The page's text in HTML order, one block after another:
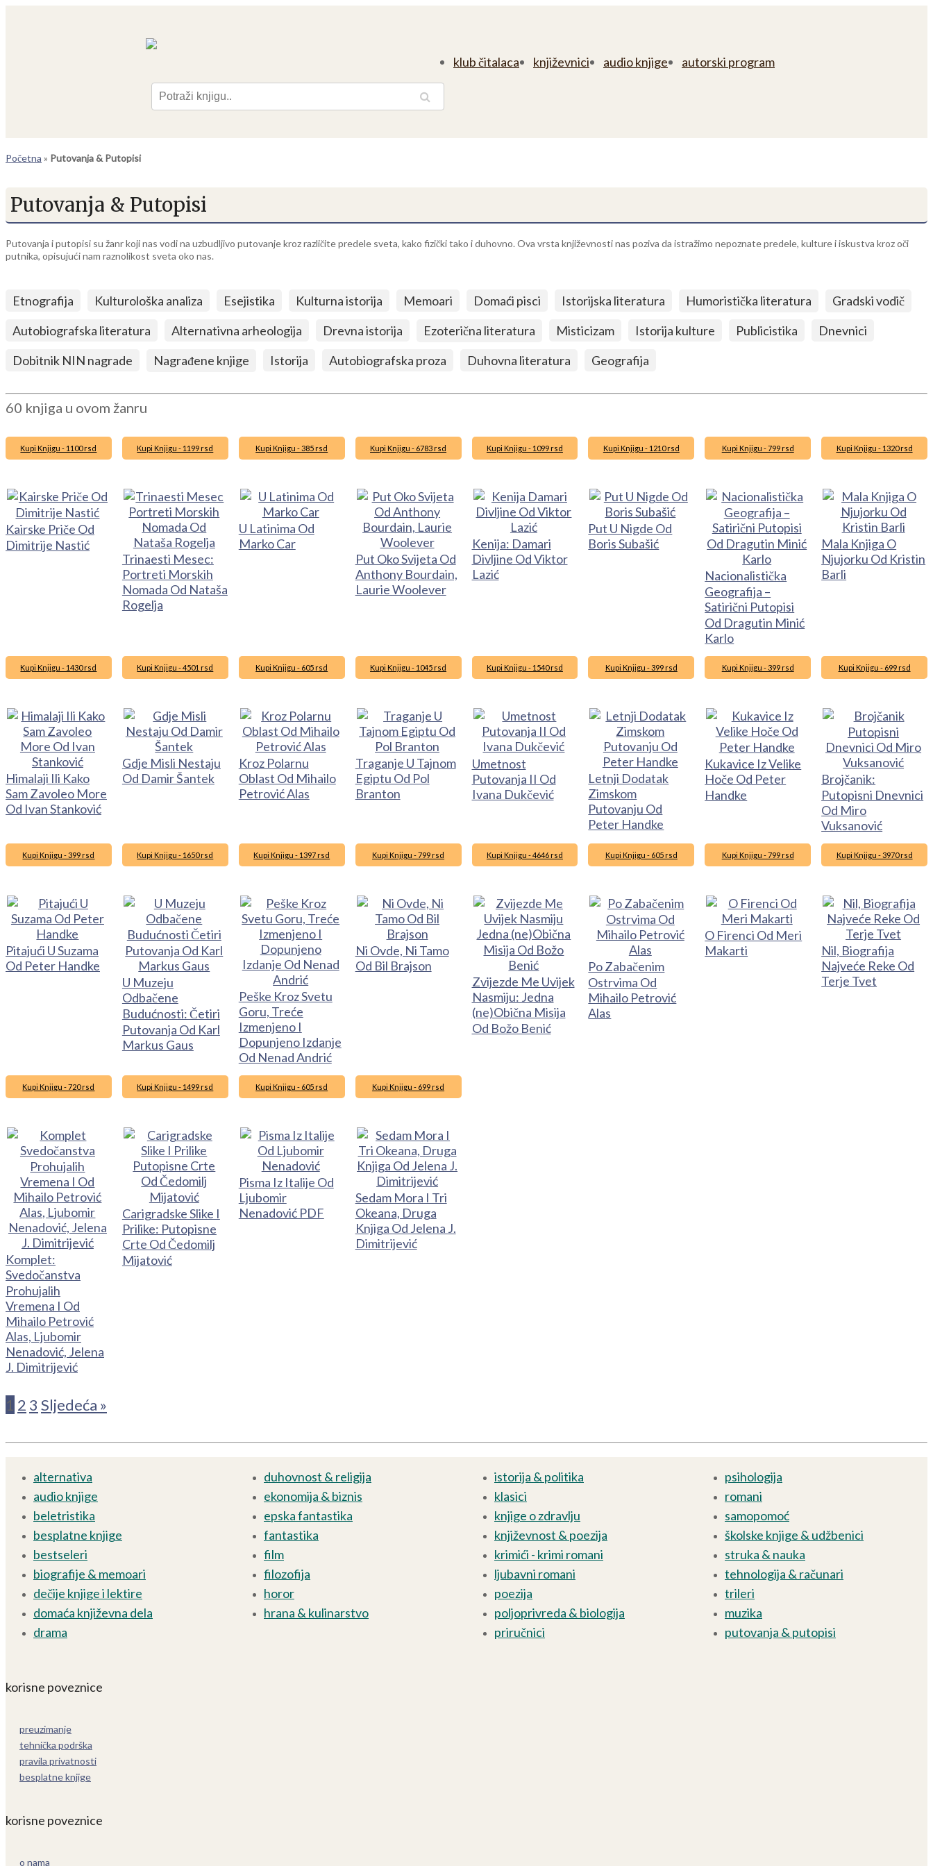
klub čitalaca književnici audio knjige autorski program
Početna » Putovanja & Putopisi
Putovanja & Putopisi
Putovanja i putopisi su žanr koji nas vodi na uzbudljivo putovanje kroz različite predele sveta, kako fizički tako i duhovno. Ova vrsta književnosti nas poziva da istražimo nepoznate predele, kulture i iskustva kroz oči
putnika, opisujući nam raznolikost sveta oko nas.
Etnografija Kulturološka analiza Esejistika Kulturna istorija Memoari Domaći pisci Istorijska literatura Humoristička literatura
Gradski vodič
Autobiografska literatura
Alternativna arheologija Drevna istorija Ezoterična literatura Misticizam Istorija kulture Publicistika
Dnevnici
Dobitnik NIN nagrade
Nagrađene knjige Istorija Autobiografska proza Duhovna literatura Geografija
60 knjiga u ovom žanru
Kupi Knjigu - 1100 rsd
Kairske Priče Od
Dimitrije Nastić
Kupi Knjigu - 1199 rsd
Trinaesti Mesec:
Portreti Morskih
Nomada Od Nataša
Rogelja
Kupi Knjigu - 385 rsd
U Latinima Od
Marko Car
Kupi Knjigu - 6783 rsd
Put Oko Svijeta Od
Anthony Bourdain,
Laurie Woolever
Kupi Knjigu - 1099 rsd
Kenija: Damari
Divljine Od Viktor
Lazić
Kupi Knjigu - 1210 rsd
Put U Nigde Od
Boris Subašić
Kupi Knjigu - 799 rsd
Nacionalistička
Geografija –
Satirični Putopisi
Od Dragutin Minić
Karlo
Kupi Knjigu - 1320 rsd
Mala Knjiga O
Njujorku Od Kristin
Barli
Kupi Knjigu - 1430 rsd
Himalaji Ili Kako
Sam Zavoleo More
Od Ivan Stanković
Kupi Knjigu - 4501 rsd
Gdje Misli Nestaju
Od Damir Šantek
Kupi Knjigu - 605 rsd
Kroz Polarnu
Oblast Od Mihailo
Petrović Alas
Kupi Knjigu - 1045 rsd
Traganje U Tajnom
Egiptu Od Pol
Branton
Kupi Knjigu - 1540 rsd
Umetnost
Putovanja II Od
Ivana Dukčević
Kupi Knjigu - 399 rsd
Letnji Dodatak
Zimskom
Putovanju Od
Peter Handke
Kupi Knjigu - 399 rsd
Kukavice Iz Velike
Hoče Od Peter
Handke
Kupi Knjigu - 699 rsd
Brojčanik:
Putopisni Dnevnici
Od Miro
Vuksanović
Kupi Knjigu - 399 rsd
Pitajući U Suzama
Od Peter Handke
Kupi Knjigu - 1650 rsd
U Muzeju
Odbačene
Budućnosti: Četiri
Putovanja Od Karl
Markus Gaus
Kupi Knjigu - 1397 rsd
Peške Kroz Svetu
Goru, Treće
Izmenjeno I
Dopunjeno Izdanje
Od Nenad Andrić
Kupi Knjigu - 799 rsd
Ni Ovde, Ni Tamo
Od Bil Brajson
Kupi Knjigu - 4646 rsd
Zvijezde Me Uvijek
Nasmiju: Jedna
(ne)Obična Misija
Od Božo Benić
Kupi Knjigu - 605 rsd
Po Zabačenim
Ostrvima Od
Mihailo Petrović
Alas
Kupi Knjigu - 799 rsd
O Firenci Od Meri
Makarti
Kupi Knjigu - 3970 rsd
Nil, Biografija
Najveće Reke Od
Terje Tvet
Kupi Knjigu - 720 rsd
Komplet:
Svedočanstva
Prohujalih
Vremena I Od
Mihailo Petrović
Alas, Ljubomir
Nenadović, Jelena
J. Dimitrijević
Kupi Knjigu - 1499 rsd
Carigradske Slike I
Prilike: Putopisne
Crte Od Čedomilj
Mijatović
Kupi Knjigu - 605 rsd
Pisma Iz Italije Od
Ljubomir
Nenadović PDF
Kupi Knjigu - 699 rsd
Sedam Mora I Tri
Okeana, Druga
Knjiga Od Jelena J.
Dimitrijević
1 2 3 Sljedeća »
alternativa
audio knjige
beletristika
besplatne knjige
bestseleri
biografije & memoari
dečije knjige i lektire
domaća književna dela
drama
duhovnost & religija
ekonomija & biznis
epska fantastika
fantastika
film
filozofija
horor
hrana & kulinarstvo
istorija & politika
klasici
knjige o zdravlju
književnost & poezija
krimići - krimi romani
ljubavni romani
poezija
poljoprivreda & biologija
priručnici
psihologija
romani
samopomoć
školske knjige & udžbenici
struka & nauka
tehnologija & računari
trileri
muzika
putovanja & putopisi
korisne poveznice
preuzimanje
tehnička podrška
pravila privatnosti
besplatne knjige
korisne poveznice
o nama